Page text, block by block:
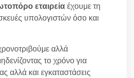
εταιρείαέχουμε τη
υπολογιστών όσο και
αλλά
το χρόνο για
αλλά και εγκαταστάσεις